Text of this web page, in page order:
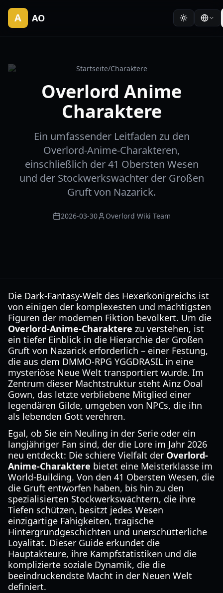
A AO
Startseite/Charaktere
Overlord Anime
Charaktere
Ein umfassender Leitfaden zu den
Overlord-Anime-Charakteren,
einschließlich der 41 Obersten Wesen
und der Stockwerkswächter der Großen
Gruft von Nazarick.
2026-03-30 Overlord Wiki Team
Die Dark-Fantasy-Welt des Hexerkönigreichs ist
von einigen der komplexesten und mächtigsten
Figuren der modernen Fiktion bevölkert. Um die
Overlord-Anime-Charaktere zu verstehen, ist
ein tiefer Einblick in die Hierarchie der Großen
Gruft von Nazarick erforderlich – einer Festung,
die aus dem DMMO-RPG YGGDRASIL in eine
mysteriöse Neue Welt transportiert wurde. Im
Zentrum dieser Machtstruktur steht Ainz Ooal
Gown, das letzte verbliebene Mitglied einer
legendären Gilde, umgeben von NPCs, die ihn
als lebenden Gott verehren.
Egal, ob Sie ein Neuling in der Serie oder ein
langjähriger Fan sind, der die Lore im Jahr 2026
neu entdeckt: Die schiere Vielfalt der Overlord-
Anime-Charaktere bietet eine Meisterklasse im
World-Building. Von den 41 Obersten Wesen, die
die Gruft entworfen haben, bis hin zu den
spezialisierten Stockwerkswächtern, die ihre
Tiefen schützen, besitzt jedes Wesen
einzigartige Fähigkeiten, tragische
Hintergrundgeschichten und unerschütterliche
Loyalität. Dieser Guide erkundet die
Hauptakteure, ihre Kampfstatistiken und die
komplizierte soziale Dynamik, die die
beeindruckendste Macht in der Neuen Welt
definiert.